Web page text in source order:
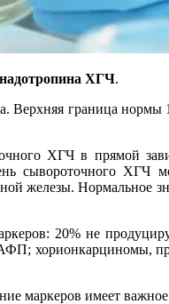
ХГЧ.
Верхняя граница
ХГЧ в прямой
сывороточного ХГЧ
железы.
20% не
хорионкарциномы,
маркеров имеет важное